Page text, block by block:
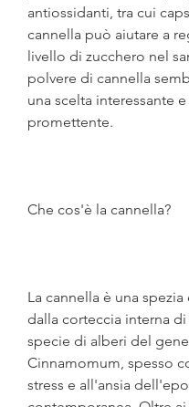
antiossidanti, tra cui
cannella può aiutare a
livello di zucchero nel
polvere di cannella
una scelta interessante e
promettente.
Che cos'è la cannella?
La cannella è una
dalla corteccia interna di
specie di alberi del
Cinnamomum, spesso
stress e all'ansia